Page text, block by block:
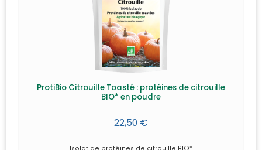
ProtiBio Citrouille Toasté : protéines de citrouille
BIO* en poudre
22,50 €